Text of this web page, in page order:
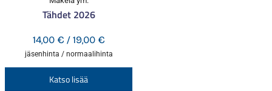
Tähdet 2026
14,00 € / 19,00 €Hintaluokka:
14,00 €
-
jäsenhinta / normaalihinta
Katso lisää